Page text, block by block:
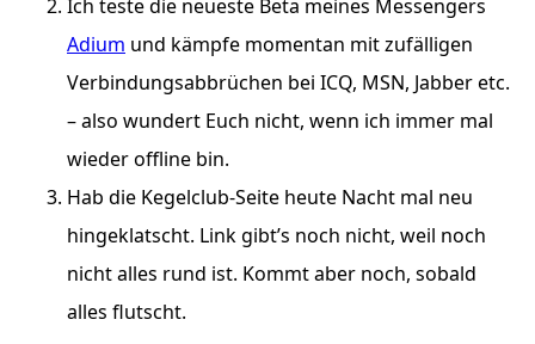
Ich teste die neueste Beta meines Messengers
Adium und kämpfe momentan mit zufälligen
Verbindungsabbrüchen bei ICQ, MSN, Jabber etc.
– also wundert Euch nicht, wenn ich immer mal
wieder offline bin.
Hab die Kegelclub-Seite heute Nacht mal neu
hingeklatscht. Link gibt’s noch nicht, weil noch
nicht alles rund ist. Kommt aber noch, sobald
alles flutscht.